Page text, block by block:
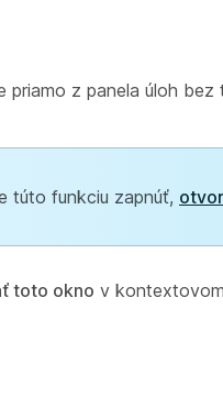
z panela úloh
túto funkciu zapnúť,
toto okno v